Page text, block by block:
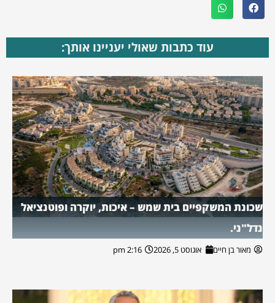
עוד כתבות שאולי יעניינו אותך:
שכונת המשקפיים בית שמש – איכות, יוקרה ופוטנציאל
נדל"ני.
מאור בן חיים אוגוסט 5, 2026 2:16 pm